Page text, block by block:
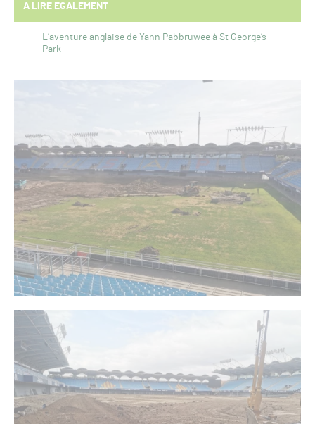
A LIRE EGALEMENT
L’aventure anglaise de Yann Pabbruwee à St George’s
Park